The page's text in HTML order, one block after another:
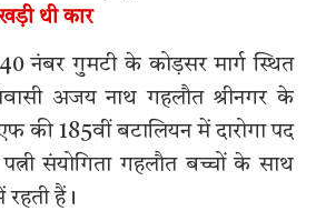
थी कार
नंबर गुमटी के कोड़सर मार्ग स्थित
अजय नाथ गहलौत श्रीनगर के
की 185वीं बटालियन में दारोगा पद
संयोगिता गहलौत बच्चों के साथ
रहती हैं।